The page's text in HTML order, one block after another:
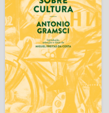
Textos Sobre Cultura -
Antologia
Antonio Gramsci
Miguel Freitas da Costa
(introd., sel., trad. e
notas)